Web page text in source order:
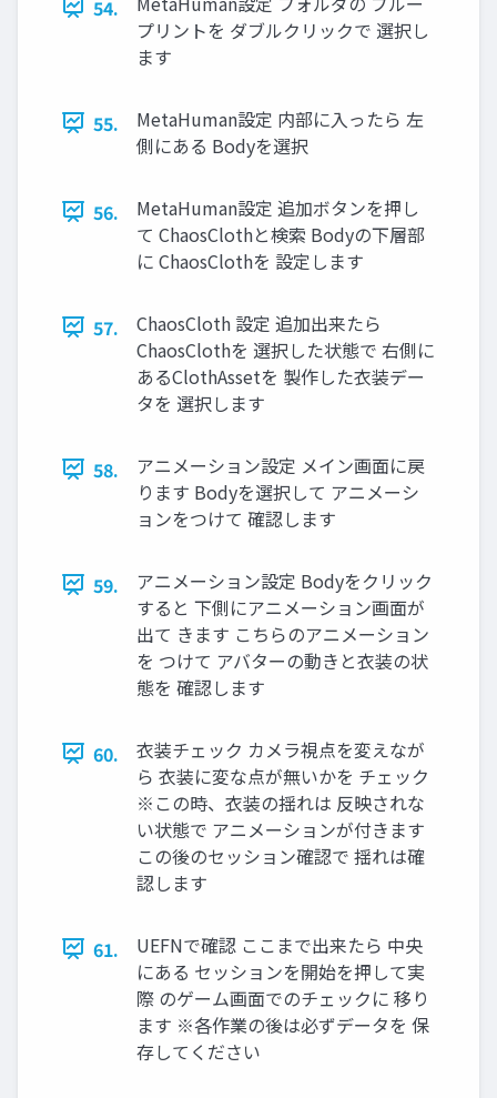
54.
プリントを ダブルクリックで 選択し
ます
55.
MetaHuman設定 内部に入ったら 左
側にある Bodyを選択
56.
MetaHuman設定 追加ボタンを押し
て ChaosClothと検索 Bodyの下層部
に ChaosClothを 設定します
57.
ChaosCloth 設定 追加出来たら
ChaosClothを 選択した状態で 右側に
あるClothAssetを 製作した衣装デー
タを 選択します
58.
アニメーション設定 メイン画面に戻
ります Bodyを選択して アニメーシ
ョンをつけて 確認します
59.
アニメーション設定 Bodyをクリック
すると 下側にアニメーション画面が
出て きます こちらのアニメーション
を つけて アバターの動きと衣装の状
態を 確認します
60.
衣装チェック カメラ視点を変えなが
ら 衣装に変な点が無いかを チェック
※この時、衣装の揺れは 反映されな
い状態で アニメーションが付きます
この後のセッション確認で 揺れは確
認します
61.
UEFNで確認 ここまで出来たら 中央
にある セッションを開始を押して実
際 のゲーム画面でのチェックに 移り
ます ※各作業の後は必ずデータを 保
存してください